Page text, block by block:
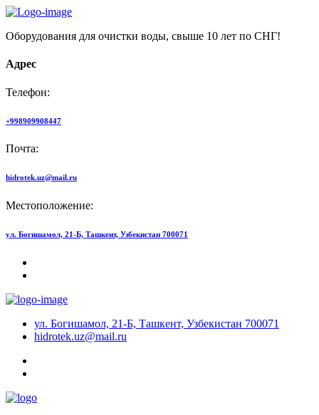
Оборудования для очистки воды, свыше 10 лет по СНГ!
Адрес
Телефон:
+998909908447
Почта:
hidrotek.uz@mail.ru
Местоположение:
ул. Богишамол, 21-Б, Ташкент, Узбекистан 700071
ул. Богишамол, 21-Б, Ташкент, Узбекистан 700071
hidrotek.uz@mail.ru